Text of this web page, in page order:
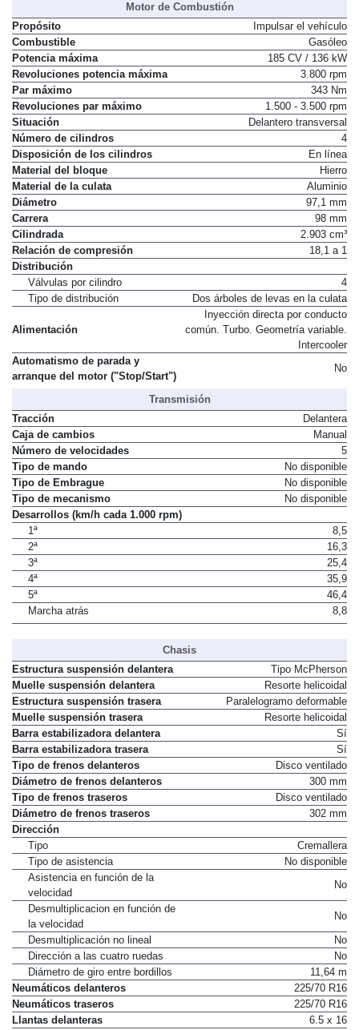
Motor de Combustión
Propósito
Impulsar el vehículo
Combustible
Gasóleo
Potencia máxima
185 CV / 136 kW
Revoluciones potencia máxima
3.800 rpm
Par máximo
343 Nm
Revoluciones par máximo
1.500 - 3.500 rpm
Situación
Delantero transversal
Número de cilindros
4
Disposición de los cilindros
En línea
Material del bloque
Hierro
Material de la culata
Aluminio
Diámetro
97,1 mm
Carrera
98 mm
Cilindrada
2.903 cm³
Relación de compresión
18,1 a 1
Distribución
Válvulas por cilindro
4
Tipo de distribución
Dos árboles de levas en la culata
Alimentación
Inyección directa por conducto
común. Turbo. Geometría variable.
Intercooler
Automatismo de parada y
arranque del motor ("Stop/Start")
No
Transmisión
Tracción
Delantera
Caja de cambios
Manual
Número de velocidades
5
Tipo de mando
No disponible
Tipo de Embrague
No disponible
Tipo de mecanismo
No disponible
Desarrollos (km/h cada 1.000 rpm)
1ª
8,5
2ª
16,3
3ª
25,4
4ª
35,9
5ª
46,4
Marcha atrás
8,8
Chasis
Estructura suspensión delantera
Tipo McPherson
Muelle suspensión delantera
Resorte helicoidal
Estructura suspensión trasera
Paralelogramo deformable
Muelle suspensión trasera
Resorte helicoidal
Barra estabilizadora delantera
Sí
Barra estabilizadora trasera
Sí
Tipo de frenos delanteros
Disco ventilado
Diámetro de frenos delanteros
300 mm
Tipo de frenos traseros
Disco ventilado
Diámetro de frenos traseros
302 mm
Dirección
Tipo
Cremallera
Tipo de asistencia
No disponible
Asistencia en función de la
velocidad
No
Desmultiplicacion en función de
la velocidad
No
Desmultiplicación no lineal
No
Dirección a las cuatro ruedas
No
Diámetro de giro entre bordillos
11,64 m
Neumáticos delanteros
225/70 R16
Neumáticos traseros
225/70 R16
Llantas delanteras
6.5 x 16